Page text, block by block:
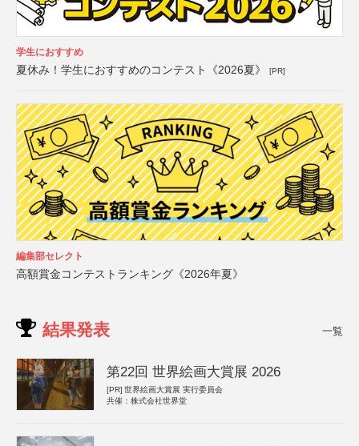
学生におすすめ
夏休み！学生におすすめのコンテスト《2026夏》 [PR]
編集部セレクト
高額賞金コンテストランキング《2026年夏》
結果発表 一覧
第22回 世界絵画大賞展 2026
[PR] 世界絵画大賞展 実行委員会
共催：株式会社世界堂